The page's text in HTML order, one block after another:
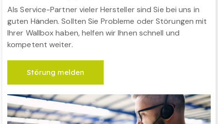
Als Service-Partner vieler Hersteller sind Sie bei uns in
guten Händen. Sollten Sie Probleme oder Störungen mit
Ihrer Wallbox haben, helfen wir Ihnen schnell und
kompetent weiter.
Störung melden